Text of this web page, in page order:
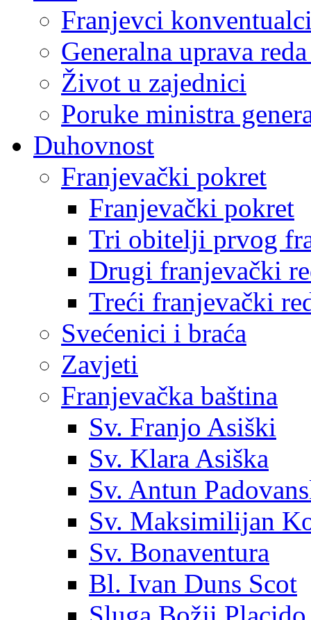
Franjevci
Generalna uprava
Život u zajednici
Poruke ministra
Duhovnost
Franjevački pokret
Franjevački pokret
Tri obitelji prvog
Drugi franjevački
Treći franjevački
Svećenici i braća
Zavjeti
Franjevačka baština
Sv. Franjo Asiški
Sv. Klara Asiška
Sv. Antun
Sv. Maksimilijan
Sv. Bonaventura
Bl. Ivan Duns Scot